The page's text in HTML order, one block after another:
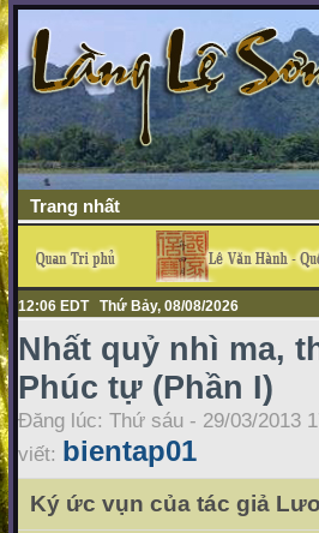
Trang nhất
12:06 EDT Thứ Bảy, 08/08/2026
Nhất quỷ nhì ma,
Phúc tự (Phần I)
Đăng lúc: Thứ sáu - 29/03/2013
viết: bientap01
Ký ức vụn của tác giả